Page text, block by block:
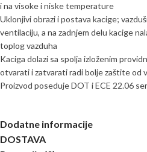
i na visoke i niske temperature
Uklonjivi obrazi i postava kacige;
ventilaciju, a na zadnjem delu kacige
toplog vazduha
Kaciga dolazi sa spolja izloženim
otvarati i zatvarati radi bolje zaštite od
Proizvod poseduje DOT i ECE 22.06
Dodatne informacije
DOSTAVA